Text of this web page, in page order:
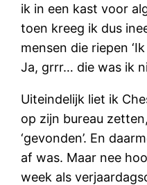
ik in een kast voor
toen kreeg ik dus
mensen die riepen
Ja, grrr… die was ik
Uiteindelijk liet ik
op zijn bureau
‘gevonden’. En
af was. Maar nee
week als